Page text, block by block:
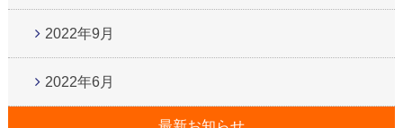
2022年9月
2022年6月